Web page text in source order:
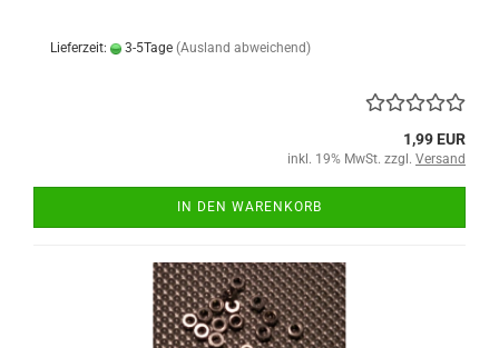
Lieferzeit: 3-5Tage (Ausland abweichend)
1,99 EUR
inkl. 19% MwSt. zzgl. Versand
IN DEN WARENKORB